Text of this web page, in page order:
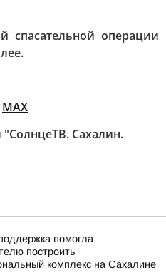
спасательной операции
MAX
"СолнцеТВ. Сахалин.
помогла
построить
комплекс на Сахалине